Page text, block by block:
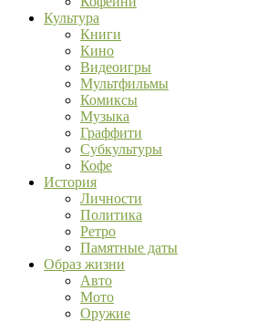
Культура
Книги
Кино
Видеоигры
Мультфильмы
Комиксы
Музыка
Граффити
Субкультуры
Кофе
История
Личности
Политика
Ретро
Памятные даты
Образ жизни
Авто
Мото
Оружие